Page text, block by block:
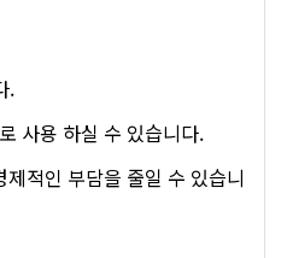
.
사용 하실 수 있습니다.
적인 부담을 줄일 수 있습니